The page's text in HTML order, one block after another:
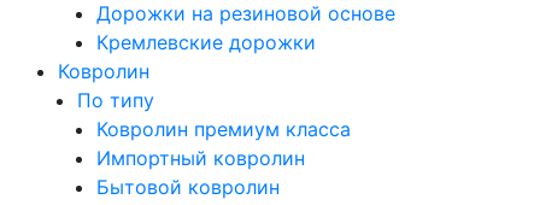
Дорожки на резиновой основе
Кремлевские дорожки
Ковролин
По типу
Ковролин премиум класса
Импортный ковролин
Бытовой ковролин